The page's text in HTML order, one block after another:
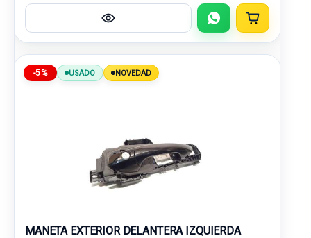
-5% USADO NOVEDAD
MANETA EXTERIOR DELANTERA IZQUIERDA